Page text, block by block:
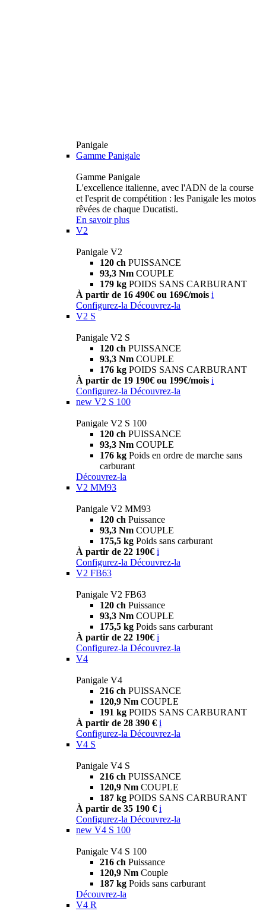
Panigale
Gamme Panigale
Gamme Panigale
L'excellence italienne, avec l'ADN de la course
et l'esprit de compétition : les Panigale les motos
rêvées de chaque Ducatisti.
En savoir plus
V2
Panigale V2
120 ch PUISSANCE
93,3 Nm COUPLE
179 kg POIDS SANS CARBURANT
À partir de 16 490€ ou 169€/mois i
Configurez-la Découvrez-la
V2 S
Panigale V2 S
120 ch PUISSANCE
93,3 Nm COUPLE
176 kg POIDS SANS CARBURANT
À partir de 19 190€ ou 199€/mois i
Configurez-la Découvrez-la
new V2 S 100
Panigale V2 S 100
120 ch PUISSANCE
93,3 Nm COUPLE
176 kg Poids en ordre de marche sans
carburant
Découvrez-la
V2 MM93
Panigale V2 MM93
120 ch Puissance
93,3 Nm COUPLE
175,5 kg Poids sans carburant
À partir de 22 190€ i
Configurez-la Découvrez-la
V2 FB63
Panigale V2 FB63
120 ch Puissance
93,3 Nm COUPLE
175,5 kg Poids sans carburant
À partir de 22 190€ i
Configurez-la Découvrez-la
V4
Panigale V4
216 ch PUISSANCE
120,9 Nm COUPLE
191 kg POIDS SANS CARBURANT
À partir de 28 390 € i
Configurez-la Découvrez-la
V4 S
Panigale V4 S
216 ch PUISSANCE
120,9 Nm COUPLE
187 kg POIDS SANS CARBURANT
À partir de 35 190 € i
Configurez-la Découvrez-la
new V4 S 100
Panigale V4 S 100
216 ch Puissance
120,9 Nm Couple
187 kg Poids sans carburant
Découvrez-la
V4 R